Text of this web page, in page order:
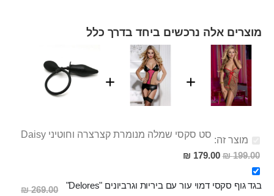
מוצרים אלה נרכשים ביחד בדרך כלל
מוצר זה:
סט סקסי שמלה מנומרת קצרצרה וחוטיני Daisy
199.00 ₪
מחיר
179.00 ₪
בגד גוף סקסי דמוי עור עם ביריות וגרביונים "Delores" 269.00 ₪